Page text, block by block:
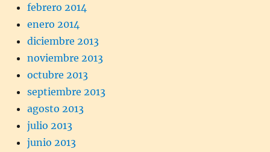
febrero 2014
enero 2014
diciembre 2013
noviembre 2013
octubre 2013
septiembre 2013
agosto 2013
julio 2013
junio 2013